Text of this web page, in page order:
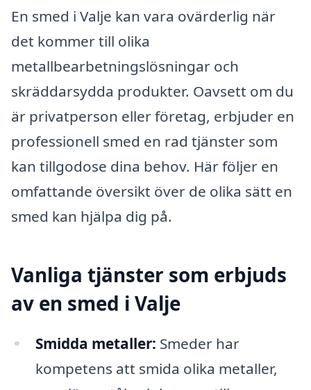
En smed i Valje kan vara ovärderlig när
det kommer till olika
metallbearbetningslösningar och
skräddarsydda produkter. Oavsett om du
är privatperson eller företag, erbjuder en
professionell smed en rad tjänster som
kan tillgodose dina behov. Här följer en
omfattande översikt över de olika sätt en
smed kan hjälpa dig på.
Vanliga tjänster som erbjuds
av en smed i Valje
Smidda metaller: Smeder har
kompetens att smida olika metaller,